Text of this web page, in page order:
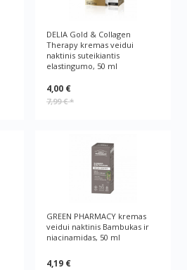
DELIA Gold & Collagen
Therapy kremas veidui
naktinis suteikiantis
elastingumo, 50 ml
4,00 €
7,99 €*
GREEN РHARMACY kremas
veidui naktinis Bambukas ir
niacinamidas, 50 ml
4,19 €